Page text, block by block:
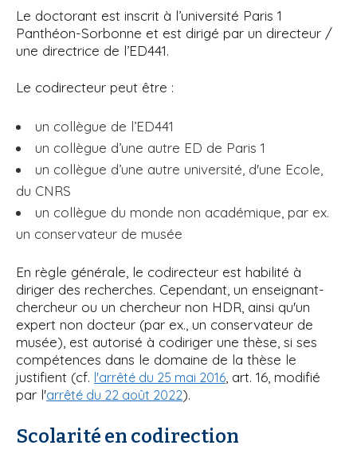
Le doctorant est inscrit à l’université Paris 1
Panthéon-Sorbonne et est dirigé par un directeur /
une directrice de l’ED441.
Le codirecteur peut être :
un collègue de l’ED441
un collègue d’une autre ED de Paris 1
un collègue d’une autre université, d'une Ecole,
du CNRS
un collègue du monde non académique, par ex.
un conservateur de musée
En règle générale, le codirecteur est habilité à
diriger des recherches. Cependant, un enseignant-
chercheur ou un chercheur non HDR, ainsi qu'un
expert non docteur (par ex., un conservateur de
musée), est autorisé à codiriger une thèse, si ses
compétences dans le domaine de la thèse le
justifient (cf. l'arrêté du 25 mai 2016 , art. 16, modifié
par l'arrêté du 22 août 2022).
Scolarité en codirection